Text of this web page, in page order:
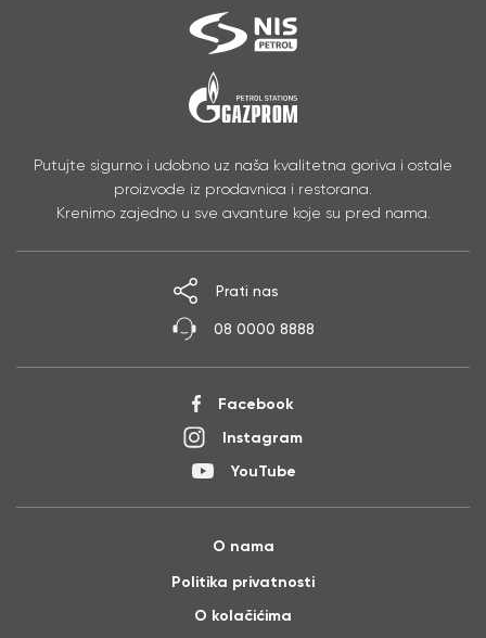
Putujte sigurno i udobno uz naša kvalitetna goriva i ostale
proizvode iz prodavnica i restorana.
Krenimo zajedno u sve avanture koje su pred nama.
Facebook
Instagram
YouTube
Prati nas
08 0000 8888
O nama
Politika privatnosti
O kolačićima